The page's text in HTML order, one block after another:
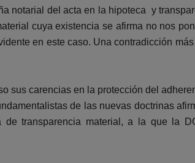
notarial del acta en la hipoteca y
cuya existencia se afirma no nos
en este caso. Una contradicción
sus carencias en la protección del
de las nuevas doctrinas
transparencia material, a la que la